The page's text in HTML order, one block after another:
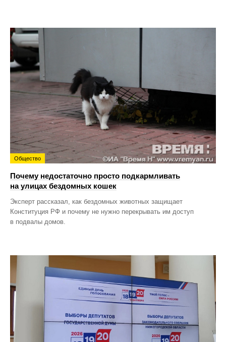
Общество
Почему недостаточно просто подкармливать
на улицах бездомных кошек
Эксперт рассказал, как бездомных животных защищает
Конституция РФ и почему не нужно перекрывать им доступ
в подвалы домов.